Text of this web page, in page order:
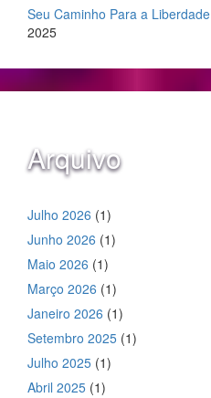
Seu Caminho Para a Liberdade
2025
Arquivo
Julho 2026 (1)
Junho 2026 (1)
Maio 2026 (1)
Março 2026 (1)
Janeiro 2026 (1)
Setembro 2025 (1)
Julho 2025 (1)
Abril 2025 (1)